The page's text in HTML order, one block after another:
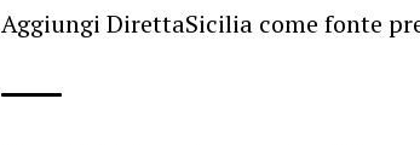
Aggiungi DirettaSicilia come fonte